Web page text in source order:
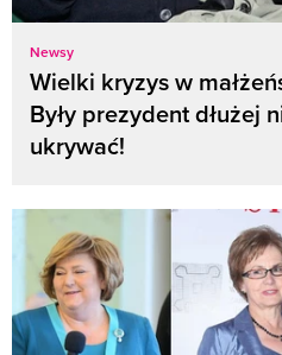
Newsy
Wielki kryzys w
Były prezydent dłużej
ukrywać!